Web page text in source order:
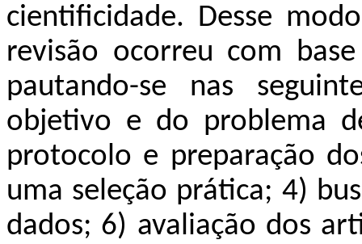
cientificidade. Desse
revisão ocorreu com
pautando-se nas
objetivo e do problema
protocolo e preparação
uma seleção prática; 4)
dados; 6) avaliação dos